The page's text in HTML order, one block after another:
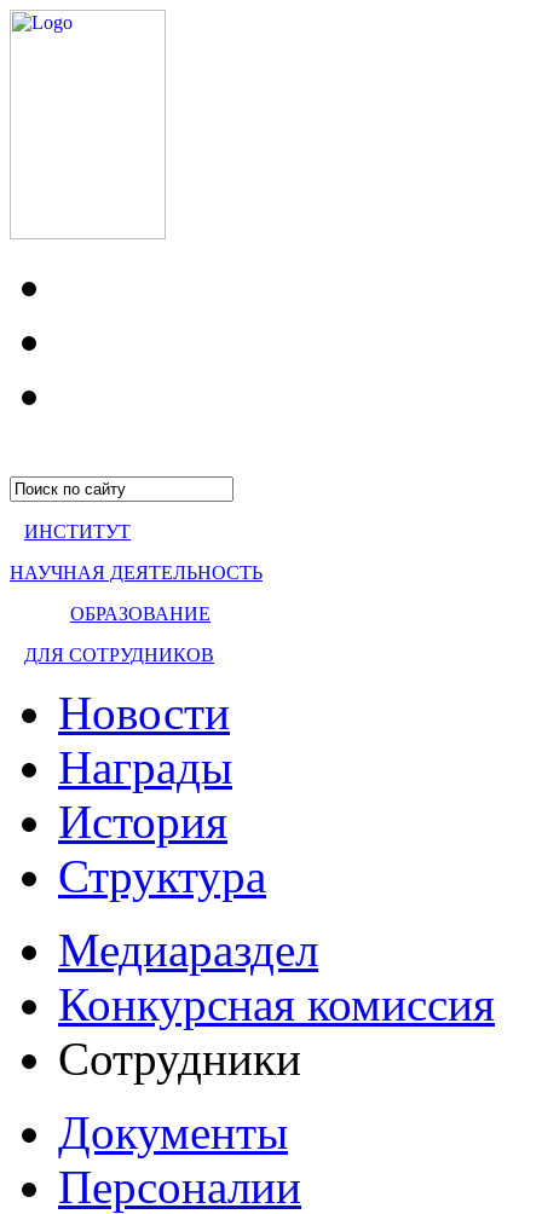
ИНСТИТУТ
НАУЧНАЯ ДЕЯТЕЛЬНОСТЬ
ОБРАЗОВАНИЕ
ДЛЯ СОТРУДНИКОВ
Новости
Награды
История
Структура
Медиараздел
Конкурсная комиссия
Сотрудники
Документы
Персоналии